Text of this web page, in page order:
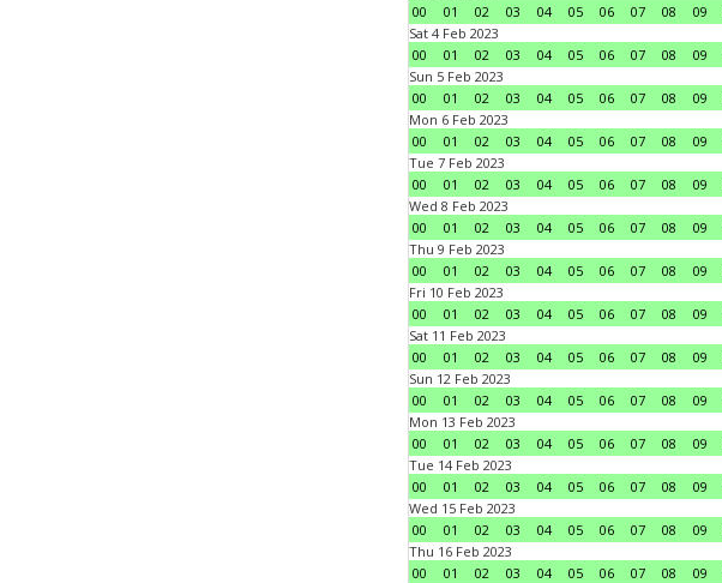
00
01 02 03 04 05 06 07 08 09
Sat 4 Feb 2023
00
01 02 03 04 05 06 07 08 09
Sun 5 Feb 2023
00
01 02 03 04 05 06 07 08 09
Mon 6 Feb 2023
00
01 02 03 04 05 06 07 08 09
Tue 7 Feb 2023
00
01 02 03 04 05 06 07 08 09
Wed 8 Feb 2023
00
01 02 03 04 05 06 07 08 09
Thu 9 Feb 2023
00
01 02 03 04 05 06 07 08 09
Fri 10 Feb 2023
00
01 02 03 04 05 06 07 08 09
Sat 11 Feb 2023
00
01 02 03 04 05 06 07 08 09
Sun 12 Feb 2023
00
01 02 03 04 05 06 07 08 09
Mon 13 Feb 2023
00
01 02 03 04 05 06 07 08 09
Tue 14 Feb 2023
00
01 02 03 04 05 06 07 08 09
Wed 15 Feb 2023
00
01 02 03 04 05 06 07 08 09
Thu 16 Feb 2023
00
01 02 03 04 05 06 07 08 09